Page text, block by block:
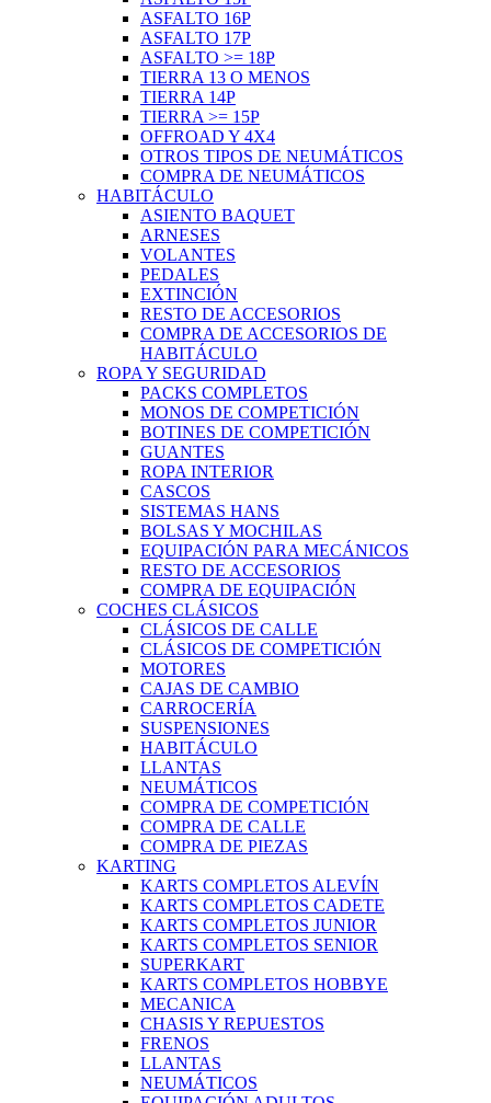
ASFALTO 16P
ASFALTO 17P
ASFALTO >= 18P
TIERRA 13 O MENOS
TIERRA 14P
TIERRA >= 15P
OFFROAD Y 4X4
OTROS TIPOS DE NEUMÁTICOS
COMPRA DE NEUMÁTICOS
HABITÁCULO
ASIENTO BAQUET
ARNESES
VOLANTES
PEDALES
EXTINCIÓN
RESTO DE ACCESORIOS
COMPRA DE ACCESORIOS DE
HABITÁCULO
ROPA Y SEGURIDAD
PACKS COMPLETOS
MONOS DE COMPETICIÓN
BOTINES DE COMPETICIÓN
GUANTES
ROPA INTERIOR
CASCOS
SISTEMAS HANS
BOLSAS Y MOCHILAS
EQUIPACIÓN PARA MECÁNICOS
RESTO DE ACCESORIOS
COMPRA DE EQUIPACIÓN
COCHES CLÁSICOS
CLÁSICOS DE CALLE
CLÁSICOS DE COMPETICIÓN
MOTORES
CAJAS DE CAMBIO
CARROCERÍA
SUSPENSIONES
HABITÁCULO
LLANTAS
NEUMÁTICOS
COMPRA DE COMPETICIÓN
COMPRA DE CALLE
COMPRA DE PIEZAS
KARTING
KARTS COMPLETOS ALEVÍN
KARTS COMPLETOS CADETE
KARTS COMPLETOS JUNIOR
KARTS COMPLETOS SENIOR
SUPERKART
KARTS COMPLETOS HOBBYE
MECANICA
CHASIS Y REPUESTOS
FRENOS
LLANTAS
NEUMÁTICOS